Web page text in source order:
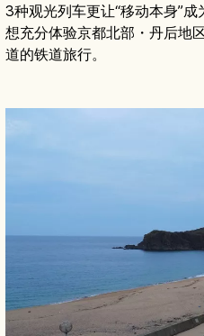
3种观光列车更让“移动本身”成
想充分体验京都北部・丹后地
道的铁道旅行。